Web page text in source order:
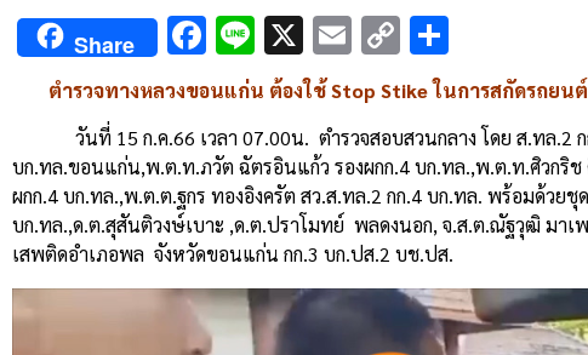
Share Facebook
Line
X Email
Copy
Link
ตำรวจทางหลวงขอนแก่น ต้องใช้Stop Stikeในการสกัดรถยน
วันที่ 15 ก.ค.66 เวลา 07.00น. ตำรวจสอบสวนกลาง โดย ส.ทล.2
บก.ทล.ขอนแก่น,พ.ต.ท.ภวัต ฉัตรอินแก้ว รองผกก.4บก.ทล.,พ.ต.ท.ศิวกริช
ผกก.4บก.ทล.,พ.ต.ต.ฐกร ทองอิงครัต สว.ส.ทล.2 กก.4บก.ทล. พร้อมด้วยชุ
บก.ทล.,ด.ต.สุสันติวงษ์เบาะ ,ด.ต.ปราโมทย์ พลดงนอก, จ.ส.ต.ณัฐวุฒิมาเ
เสพติดอำเภอพล จังหวัดขอนแก่น กก.3 บก.ปส.2 บช.ปส.